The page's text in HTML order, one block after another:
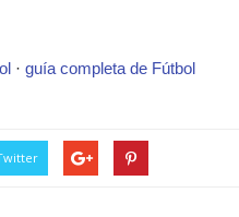
· guía completa de Fútbol